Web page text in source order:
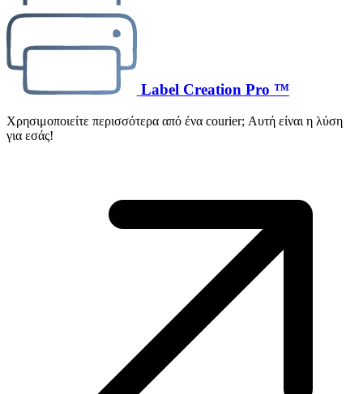
Label Creation Pro ™
Χρησιμοποιείτε περισσότερα από ένα courier; Αυτή είναι η λύση
για εσάς!